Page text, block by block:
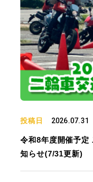
投稿日 2026.07.31
令和8年度開催予定
知らせ(7/31更新)